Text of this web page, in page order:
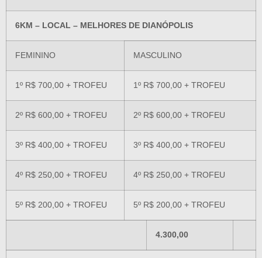
6KM – LOCAL – MELHORES DE DIANÓPOLIS
FEMININO MASCULINO
1º R$ 700,00 + TROFEU 1º R$ 700,00 + TROFEU
2º R$ 600,00 + TROFEU 2º R$ 600,00 + TROFEU
3º R$ 400,00 + TROFEU 3º R$ 400,00 + TROFEU
4º R$ 250,00 + TROFEU 4º R$ 250,00 + TROFEU
5º R$ 200,00 + TROFEU 5º R$ 200,00 + TROFEU
4.300,00